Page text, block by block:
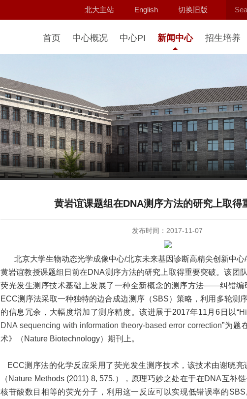
北大主站 English 切换旧版
首页 中心概况 中心PI 新闻中心 招生培养
黄岩谊课题组在DNA测序方法的研究上取得
发布时间：2017-11-07
北京大学生物动态光学成像中心/北京未来基因诊断高精尖创新中心/
黄岩谊教授课题组日前在DNA测序方法的研究上取得重要突破。该团
荧光发生测序技术基础上发展了一种全新概念的测序方法——纠错编
ECC测序法采取一种独特的边合成边测序（SBS）策略，利用多轮测
的信息冗余，大幅度增加了测序精度。该进展于2017年11月6日以“
DNA sequencing with information theory-based error correction”为题
术》（Nature Biotechnology）期刊上。
ECC测序法的化学反应采用了荧光发生测序技术，该技术由谢晓亮
（Nature Methods (2011) 8, 575.），原理巧妙之处在于在DNA互补
核苷酸数目相等的荧光分子，利用这一反应可以实现低错误率的